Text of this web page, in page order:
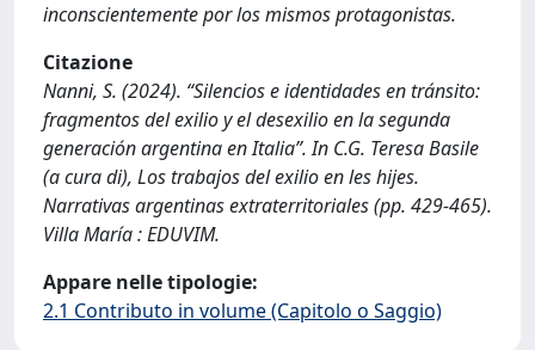
inconscientemente por los mismos protagonistas.
Citazione
Nanni, S. (2024). “Silencios e identidades en tránsito:
fragmentos del exilio y el desexilio en la segunda
generación argentina en Italia”. In C.G. Teresa Basile
(a cura di), Los trabajos del exilio en les hijes.
Narrativas argentinas extraterritoriales (pp. 429-465).
Villa María : EDUVIM.
Appare nelle tipologie:
2.1 Contributo in volume (Capitolo o Saggio)